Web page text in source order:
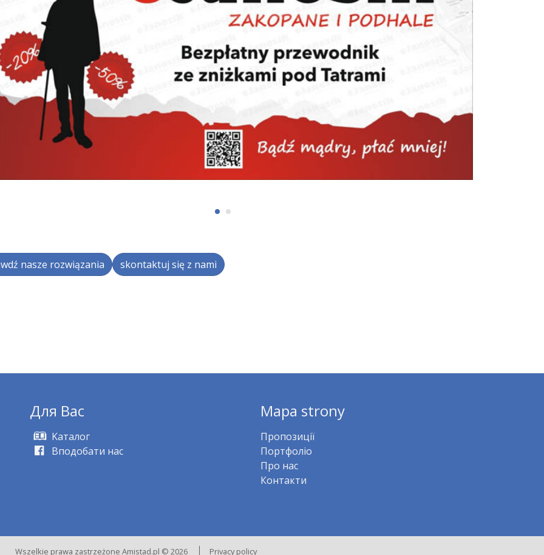
nasze rozwiązania skontaktuj się z nami
Для Bас
Kаталог
Вподобати нас
Mapa strony
Пропозиції
Портфоліо
Про нас
Контакти
Wszelkie prawa zastrzeżone Amistad.pl © 2026 Privacy policy